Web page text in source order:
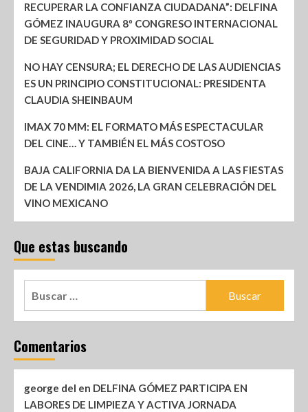
RECUPERAR LA CONFIANZA CIUDADANA”: DELFINA
GÓMEZ INAUGURA 8º CONGRESO INTERNACIONAL
DE SEGURIDAD Y PROXIMIDAD SOCIAL
NO HAY CENSURA; EL DERECHO DE LAS AUDIENCIAS
ES UN PRINCIPIO CONSTITUCIONAL: PRESIDENTA
CLAUDIA SHEINBAUM
IMAX 70 MM: EL FORMATO MÁS ESPECTACULAR
DEL CINE… Y TAMBIÉN EL MÁS COSTOSO
BAJA CALIFORNIA DA LA BIENVENIDA A LAS FIESTAS
DE LA VENDIMIA 2026, LA GRAN CELEBRACIÓN DEL
VINO MEXICANO
Que estas buscando
Comentarios
george del en DELFINA GÓMEZ PARTICIPA EN
LABORES DE LIMPIEZA Y ACTIVA JORNADA